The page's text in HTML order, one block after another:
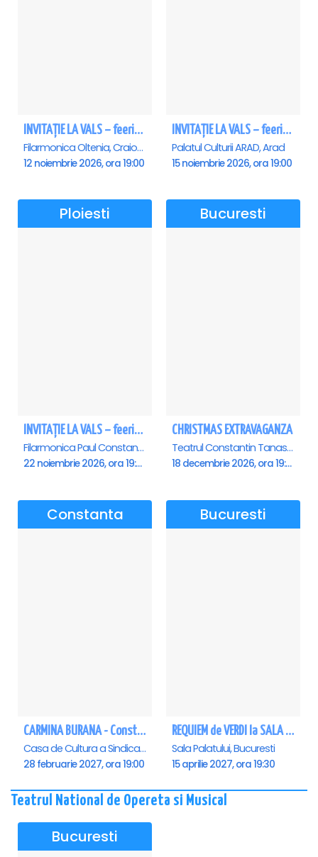
INVITAȚIE LA VALS – feerie de bal în paşi de dans - Craiova
Filarmonica Oltenia, Craiova
12 noiembrie 2026, ora 19:00
INVITAȚIE LA VALS – feerie de bal în paşi de dans - Arad
Palatul Culturii ARAD, Arad
15 noiembrie 2026, ora 19:00
Ploiesti
INVITAȚIE LA VALS – feerie de bal în paşi de dans - Ploiesti
Filarmonica Paul Constantinescu, Ploiesti
22 noiembrie 2026, ora 19:00
Bucuresti
CHRISTMAS EXTRAVAGANZA
Teatrul Constantin Tanase - Sala Savoy, Bucuresti
18 decembrie 2026, ora 19:00
Constanta
CARMINA BURANA - Constanta
Casa de Cultura a Sindicatelor - Sala Mare, Constanta
28 februarie 2027, ora 19:00
Bucuresti
REQUIEM de VERDI la SALA PALATULUI
Sala Palatului, Bucuresti
15 aprilie 2027, ora 19:30
Teatrul National de Opereta si Musical
Bucuresti